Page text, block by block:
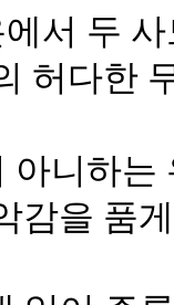
서 두
허다한
아니하
감을 품